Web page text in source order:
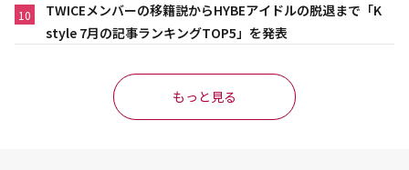
10
TWICEメンバーの移籍説からHYBEアイドルの脱退まで「K
style 7月の記事ランキングTOP5」を発表
もっと見る